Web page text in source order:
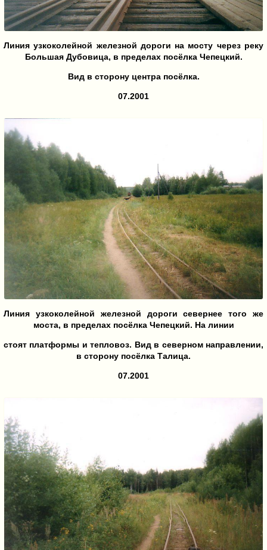
Линия узкоколейной железной дороги на мосту через реку
Большая Дубовица, в пределах посёлка Чепецкий.
Вид в сторону центра посёлка.
07.2001
Линия узкоколейной железной дороги севернее того же
моста, в пределах посёлка Чепецкий. На линии
стоят платформы и тепловоз. Вид в северном направлении,
в сторону посёлка Талица.
07.2001